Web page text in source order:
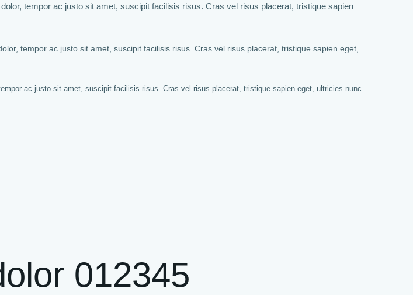
tempor ac justo sit amet, suscipit facilisis risus. Cras vel risus placerat, tristique sapien
tempor ac justo sit amet, suscipit facilisis risus. Cras vel risus placerat, tristique sapien eget,
ac justo sit amet, suscipit facilisis risus. Cras vel risus placerat, tristique sapien eget, ultricies nunc.
012345